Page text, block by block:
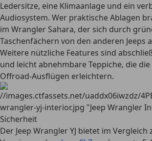
Ledersitze, eine Klimaanlage und ein
Audiosystem. Wer praktische Ablagen
im Wrangler Sahara, der sich durch
Taschenfächern von den anderen Jeeps
Weitere nützliche Features sind
und leicht abnehmbare Teppiche, die
Offroad-Ausflügen erleichtern.
Sicherheit
Der Jeep Wrangler YJ bietet im Vergleich